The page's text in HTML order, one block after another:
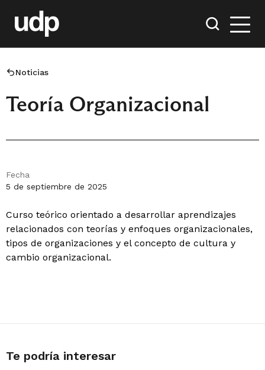
Noticias
Teoría Organizacional
Fecha
5 de septiembre de 2025
Curso teórico orientado a desarrollar aprendizajes
relacionados con teorías y enfoques organizacionales,
tipos de organizaciones y el concepto de cultura y
cambio organizacional.
Te podría interesar